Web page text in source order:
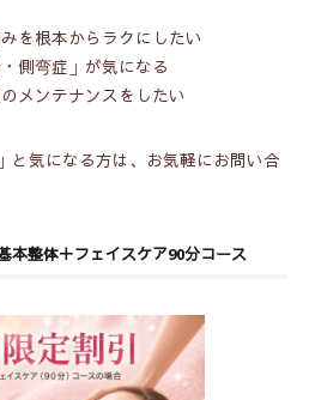
を根本からラクにしたい
側弯症」が気になる
メンテナンスをしたい
と気になる方は、お気軽にお問い合
本整体＋フェイスケア90分コース